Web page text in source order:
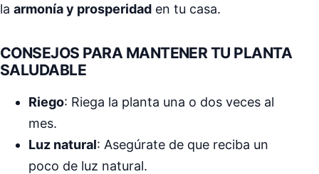
la armonía y prosperidad en tu casa.
CONSEJOS PARA MANTENER TU PLANTA
SALUDABLE
Riego: Riega la planta una o dos veces al
mes.
Luz natural: Asegúrate de que reciba un
poco de luz natural.